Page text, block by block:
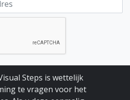
dan hier.
Steps is wettelijk
te vragen voor het